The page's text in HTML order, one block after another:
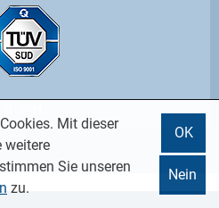
Mit dieser
weitere
Sie unseren
zu.
OK
Nein